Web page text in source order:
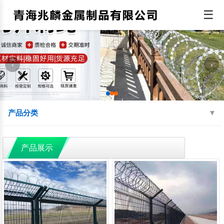
☰
‹ ›
产品分类
机场围界 监狱钢网墙 边境线防护网
球场围网 蛇腹型刀刺网 防抛网
防眩网 铁艺护栏 铝艺护栏
交通护栏 防撞护栏 水源地护栏
人行道护栏 绿化护栏 灯光护栏
产品展示